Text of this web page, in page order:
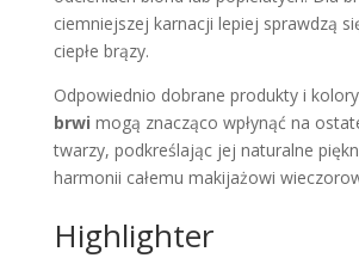
ciemniejszej karnacji lepiej sprawdzą
ciepłe brązy.
Odpowiednio dobrane produkty i
brwi mogą znacząco wpłynąć na
twarzy, podkreślając jej naturalne
harmonii całemu makijażowi
Highlighter